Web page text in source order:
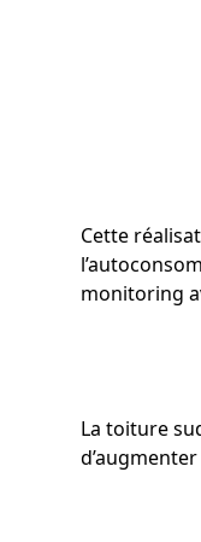
Cette
monitoring
La toiture